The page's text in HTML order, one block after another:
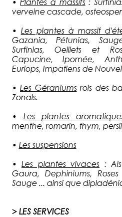
verveine cascade,
• Les plantes à massif
Gazania, Pétunias,
Surfinias, Oeillets et
Capucine, Ipomée,
Euriops, Impatiens de
• Les Géraniumsrois des
Zonals.
• Les plantes
menthe, romarin, thym,
• Les suspensions
• Les plantes vivaces :
Gaura, Dephiniums,
Sauge ... ainsi que
> LES SERVICES